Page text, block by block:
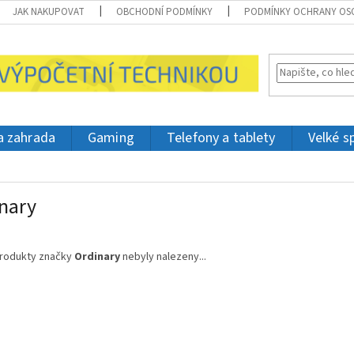
JAK NAKUPOVAT OBCHODNÍ PODMÍNKY PODMÍNKY OCHRANY
zahrada Gaming Telefony a tablety Velké
značky Ordinarynebyly nalezeny...